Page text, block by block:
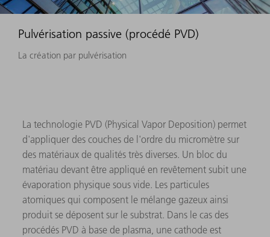
Pulvérisation passive (procédé PVD)
La création par pulvérisation
La technologie PVD (Physical Vapor Deposition) permet
d'appliquer des couches de l'ordre du micromètre sur
des matériaux de qualités très diverses. Un bloc du
matériau devant être appliqué en revêtement subit une
évaporation physique sous vide. Les particules
atomiques qui composent le mélange gazeux ainsi
produit se déposent sur le substrat. Dans le cas des
procédés PVD à base de plasma, une cathode est